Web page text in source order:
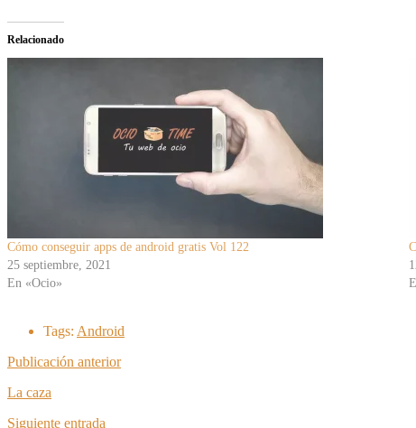
Relacionado
Cómo conseguir apps de android gratis Vol 122
25 septiembre, 2021
En «Ocio»
Tags: Android
Publicación anterior
La caza
Siguiente entrada